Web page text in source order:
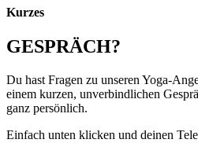
Kurzes
GESPRÄCH?
Du hast Fragen zu unseren Yoga-
einem kurzen, unverbindlichen
ganz persönlich.
Einfach unten klicken und deinen